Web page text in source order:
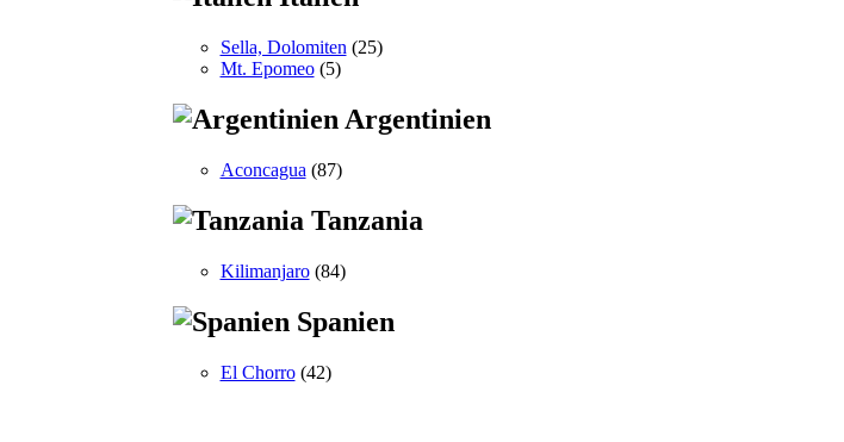
Sella, Dolomiten (25)
Mt. Epomeo(5)
Argentinien
Aconcagua (87)
Tanzania
Kilimanjaro(84)
Spanien
El Chorro(42)